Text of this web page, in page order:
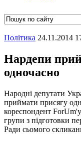
Полiтика 24.11.2014
Нардепи
одночасно
Народні депутати
приймати присягу
кореспондент
групи з підготовки
Ради сьомого